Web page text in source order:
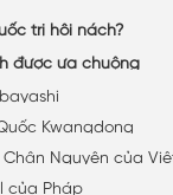
trị hôi nách?
được ưa chuộng
Kwangdong
Nguyên của
của Pháp